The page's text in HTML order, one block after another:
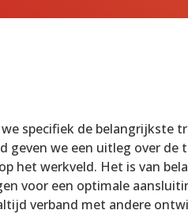
specifiek de belangrijkste
geven we een uitleg over
het werkveld. Het is van
voor een optimale
verband met andere